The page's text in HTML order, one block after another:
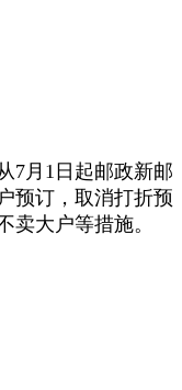
7月1日起邮政新邮
预订， 取消打折预
卖大户等措施。